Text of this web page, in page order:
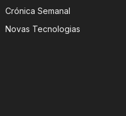
Crónica Semanal
Novas Tecnologias